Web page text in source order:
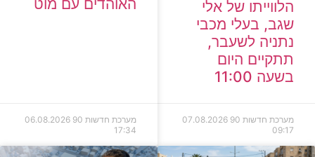
הלווייתו של אלי
שגב, בעלי מכבי
נתניה לשעבר,
תתקיים היום
בשעה 11:00
מערכת חדשות 90
07.08.2026
09:17
האוהדים עם מוט
מערכת חדשות 90
06.08.2026
17:34